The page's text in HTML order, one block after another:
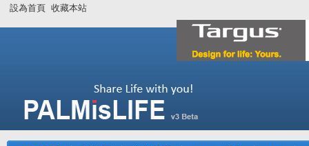
設為首頁 收藏本站